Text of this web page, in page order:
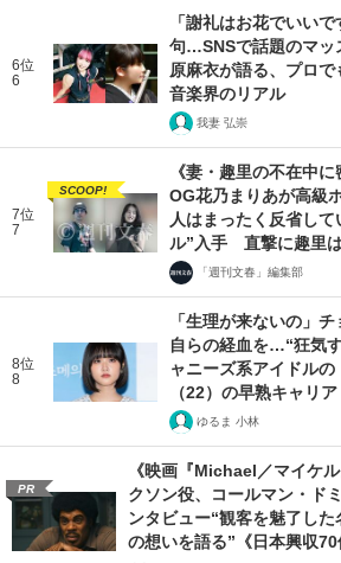
6位
6
「謝礼はお花でいい
句…SNSで話題のマッ
原麻衣が語る、プロで
音楽界のリアル
我妻 弘崇
7位
7
SCOOP!
《妻・趣里の不在中
OG花乃まりあが高級
人はまったく反省し
ル”入手 直撃に趣里
「週刊文春」編集部
8位
8
「生理が来ないの」
自らの経血を…“狂気
ャニーズ系アイドル
（22）の早熟キャリア
ゆるま 小林
PR
《映画『Michael／マイケ
クソン役、コールマン・ド
ンタビュー“観客を魅了し
の想いを語る”《日本興収70